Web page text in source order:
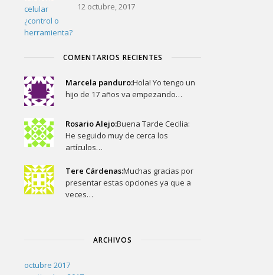
12 octubre, 2017
COMENTARIOS RECIENTES
Marcela panduro:Hola! Yo tengo un
hijo de 17 años va empezando…
Rosario Alejo:Buena Tarde Cecilia:
He seguido muy de cerca los
artículos…
Tere Cárdenas:Muchas gracias por
presentar estas opciones ya que a
veces…
ARCHIVOS
octubre 2017